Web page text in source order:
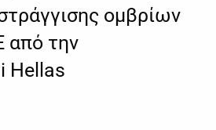
ομβρίων
από την
Hellas